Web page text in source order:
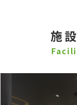
施